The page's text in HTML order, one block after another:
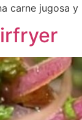
carne jugosa